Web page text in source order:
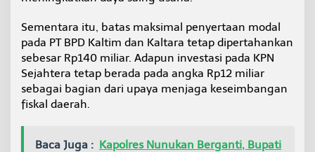
Sementara itu, batas maksimal penyertaan modal
pada PT BPD Kaltim dan Kaltara tetap dipertahankan
sebesar Rp140 miliar. Adapun investasi pada KPN
Sejahtera tetap berada pada angka Rp12 miliar
sebagai bagian dari upaya menjaga keseimbangan
fiskal daerah.
Baca Juga : Kapolres Nunukan Berganti, Bupati